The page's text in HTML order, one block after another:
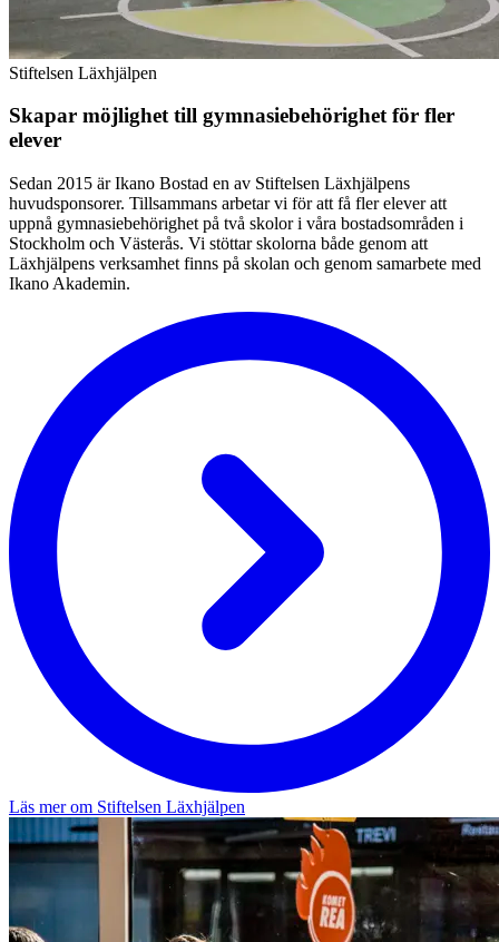
Stiftelsen Läxhjälpen
Skapar möjlighet till gymnasiebehörighet för fler
elever
Sedan 2015 är Ikano Bostad en av Stiftelsen Läxhjälpens
huvudsponsorer. Tillsammans arbetar vi för att få fler elever att
uppnå gymnasiebehörighet på två skolor i våra bostadsområden i
Stockholm och Västerås. Vi stöttar skolorna både genom att
Läxhjälpens verksamhet finns på skolan och genom samarbete med
Ikano Akademin.
Läs mer om Stiftelsen Läxhjälpen